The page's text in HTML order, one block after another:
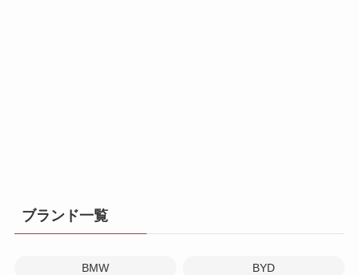
ブランド一覧
BMW BYD